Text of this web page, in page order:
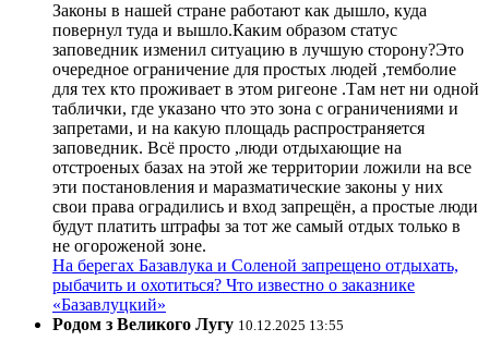
Законы в нашей стране работают как дышло, куда
повернул туда и вышло.Каким образом статус
заповедник изменил ситуацию в лучшую сторону?Это
очередное ограничение для простых людей ,темболие
для тех кто проживает в этом ригеоне .Там нет ни одной
таблички, где указано что это зона с ограничениями и
запретами, и на какую площадь распространяется
заповедник. Всё просто ,люди отдыхающие на
отстроеных базах на этой же территории ложили на все
эти постановления и маразматические законы у них
свои права оградились и вход запрещён, а простые люди
будут платить штрафы за тот же самый отдых только в
не огороженой зоне.
На берегах Базавлука и Соленой запрещено отдыхать,
рыбачить и охотиться? Что известно о заказнике
«Базавлуцкий»
Родом з Великого Лугу 10.12.2025 13:55